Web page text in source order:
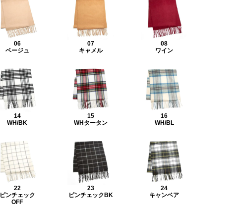
06
ベージュ
07
キャメル
08
ワイン
14
WH/BK
15
WHタータン
16
WH/BL
22
ピンチェック
OFF
23
ピンチェックBK
24
キャンベア